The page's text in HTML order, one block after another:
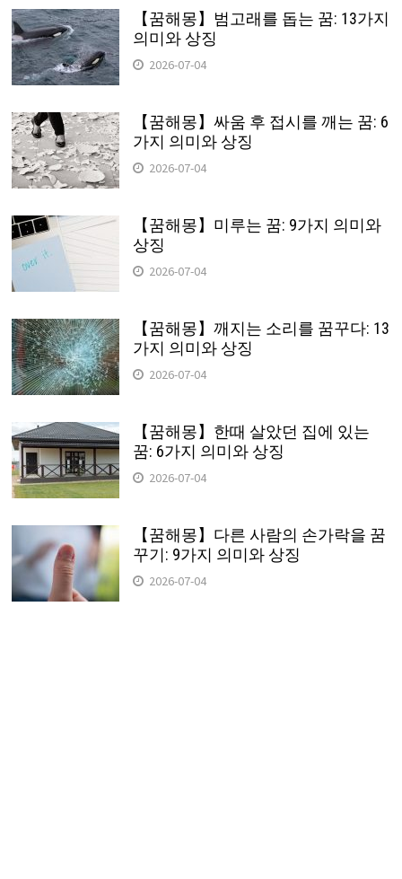
【꿈해몽】범고래를 돕는 꿈: 13가지
의미와 상징
2026-07-04
【꿈해몽】싸움 후 접시를 깨는 꿈: 6
가지 의미와 상징
2026-07-04
【꿈해몽】미루는 꿈: 9가지 의미와
상징
2026-07-04
【꿈해몽】깨지는 소리를 꿈꾸다: 13
가지 의미와 상징
2026-07-04
【꿈해몽】한때 살았던 집에 있는
꿈: 6가지 의미와 상징
2026-07-04
【꿈해몽】다른 사람의 손가락을 꿈
꾸기: 9가지 의미와 상징
2026-07-04